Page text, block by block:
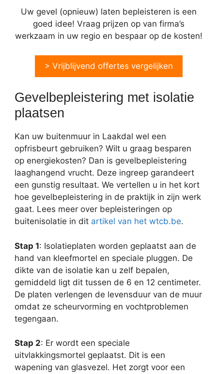
Uw gevel (opnieuw) laten bepleisteren is een
goed idee! Vraag prijzen op van firma’s
werkzaam in uw regio en bespaar op de kosten!
> Vrijblijvend offertes vergelijken
Gevelbepleistering met isolatie
plaatsen
Kan uw buitenmuur in Laakdal wel een
opfrisbeurt gebruiken? Wilt u graag besparen
op energiekosten? Dan is gevelbepleistering
laaghangend vrucht. Deze ingreep garandeert
een gunstig resultaat. We vertellen u in het kort
hoe gevelbepleistering in de praktijk in zijn werk
gaat. Lees meer over bepleisteringen op
buitenisolatie in dit artikel van het wtcb.be.
Stap 1: Isolatieplaten worden geplaatst aan de
hand van kleefmortel en speciale pluggen. De
dikte van de isolatie kan u zelf bepalen,
gemiddeld ligt dit tussen de 6 en 12 centimeter.
De platen verlengen de levensduur van de muur
omdat ze scheurvorming en vochtproblemen
tegengaan.
Stap 2: Er wordt een speciale
uitvlakkingsmortel geplaatst. Dit is een
wapening van glasvezel. Het zorgt voor een